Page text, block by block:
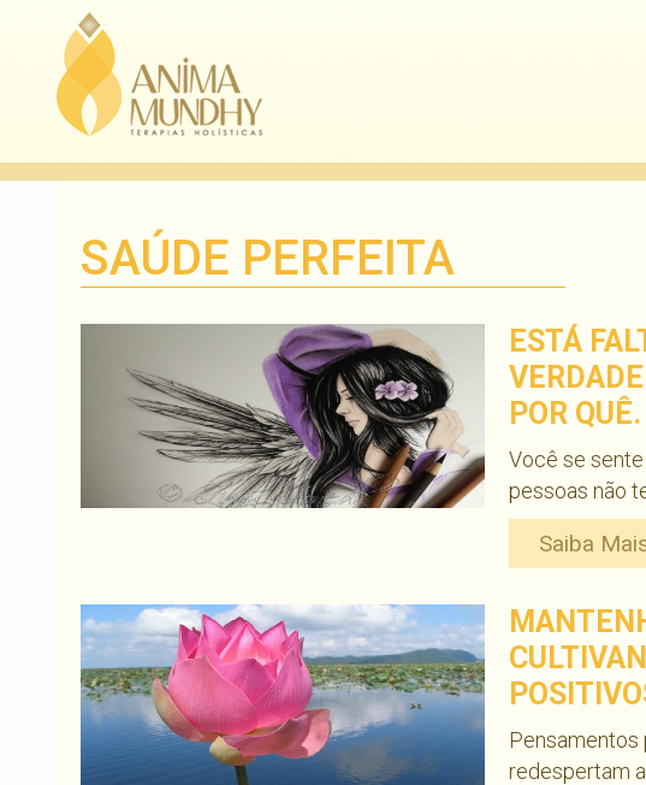
SAÚDE PERFEITA
ESTÁ
POR
Você se
pessoas não
Saiba
Pensamentos
redespertam